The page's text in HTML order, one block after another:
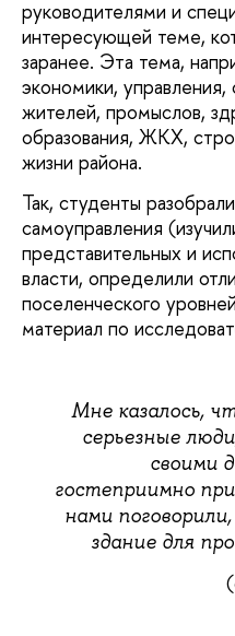
руководителями и
интересующей теме,
заранее. Эта тема,
экономики,
жителей, промыслов,
образования, ЖКХ,
жизни района.
Так, студенты
самоуправления
представительных и
власти, определили
поселенческого
материал по
Мне казалось,
серьезные
своими
гостеприимно
нами
здание для